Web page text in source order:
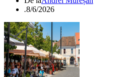
.8/6/2026